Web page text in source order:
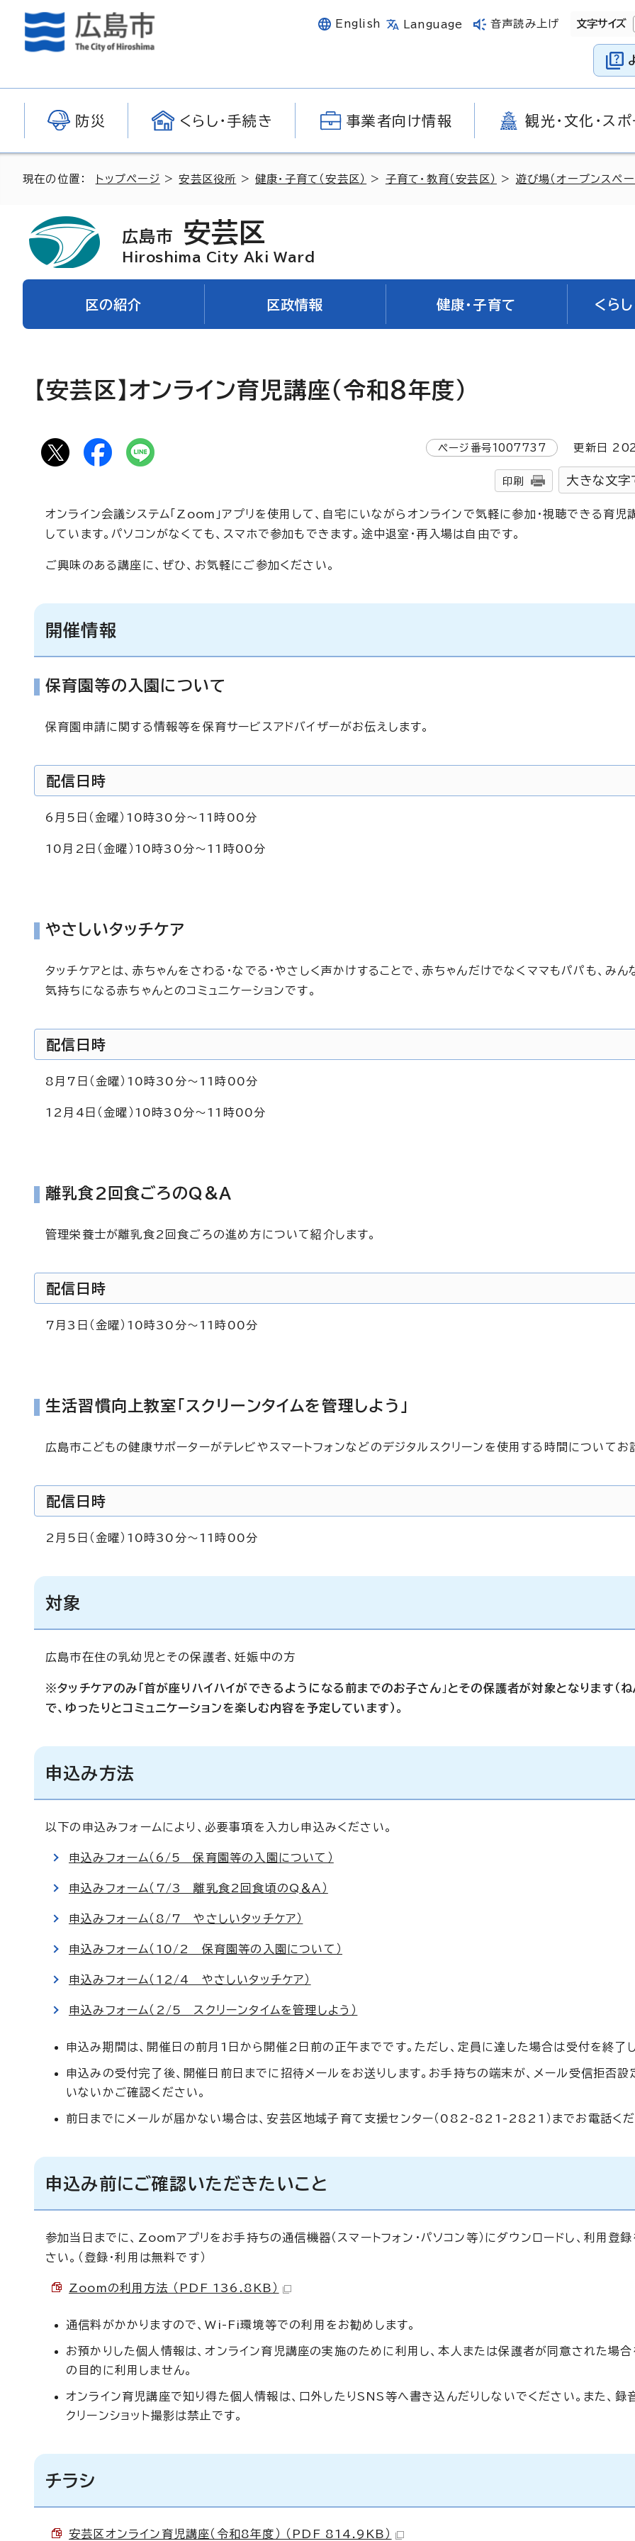
English Language 音声読み上げ 文字サイズ
防災 くらし・手続き 事業者向け情報 観光・文化・ス
現在の位置： トップページ >安芸区役所 >健康・子育て（安芸区） > 子育て・教育（安芸区） > 遊び場（オープンスペー
広島市 安芸区
Hiroshima City Aki Ward
区の紹介 区政情報 健康・子育て くら
【安芸区】オンライン育児講座（令和8年度）
ページ番号1007737 更新日
印刷 大きな文字
オンライン会議システム「Zoom」アプリを使用して、自宅にいながらオンラインで気軽に参加・視聴できる育児
しています。パソコンがなくても、スマホで参加もできます。途中退室・再入場は自由です。
ご興味のある講座に、ぜひ、お気軽にご参加ください。
開催情報
保育園等の入園について
保育園申請に関する情報等を保育サービスアドバイザーがお伝えします。
配信日時
6月5日（金曜）10時30分～11時00分
10月2日（金曜）10時30分～11時00分
やさしいタッチケア
タッチケアとは、赤ちゃんをさわる・なでる・やさしく声かけすることで、赤ちゃんだけでなくママもパパも、みん
気持ちになる赤ちゃんとのコミュニケーションです。
配信日時
8月7日（金曜）10時30分～11時00分
12月4日（金曜）10時30分～11時00分
離乳食2回食ごろのQ＆A
管理栄養士が離乳食2回食ごろの進め方について紹介します。
配信日時
7月3日（金曜）10時30分～11時00分
生活習慣向上教室「スクリーンタイムを管理しよう」
広島市こどもの健康サポーターがテレビやスマートフォンなどのデジタルスクリーンを使用する時間についてお
配信日時
2月5日（金曜）10時30分～11時00分
対象
広島市在住の乳幼児とその保護者、妊娠中の方
※タッチケアのみ「首が座りハイハイができるようになる前までのお子さん 」 とその保護者が対象となります（
で、ゆったりとコミュニケーションを楽しむ内容を予定しています）。
申込み方法
以下の申込みフォームにより、必要事項を入力し申込みください。
申込みフォーム（6/5 保育園等の入園について）
申込みフォーム（7/3 離乳食2回食頃のQ＆A）
申込みフォーム（8/7 やさしいタッチケア）
申込みフォーム（10/2 保育園等の入園について）
申込みフォーム（12/4 やさしいタッチケア）
申込みフォーム（2/5 スクリーンタイムを管理しよう）
申込み期間は、開催日の前月1日から開催2日前の正午までです。ただし、定員に達した場合は受付を終了し
申込みの受付完了後、開催日前日までに招待メールをお送りします。お手持ちの端末が、メール受信拒否設
いないかご確認ください。
前日までにメールが届かない場合は、安芸区地域子育て支援センター（082-821-2821）までお電話くだ
申込み前にご確認いただきたいこと
参加当日までに、Zoomアプリをお手持ちの通信機器（スマートフォン・パソコン等）にダウンロードし、利用登
さい。（登録・利用は無料です）
Zoomの利用方法 （PDF 136.8KB）
通信料がかかりますので、Wi-Fi環境等での利用をお勧めします。
お預かりした個人情報は、オンライン育児講座の実施のために利用し、本人または保護者が同意された場合
の目的に利用しません。
オンライン育児講座で知り得た個人情報は、口外したりSNS等へ書き込んだりしないでください。また、録
クリーンショット撮影は禁止です。
チラシ
安芸区オンライン育児講座（令和8年度） （PDF 814.9KB）